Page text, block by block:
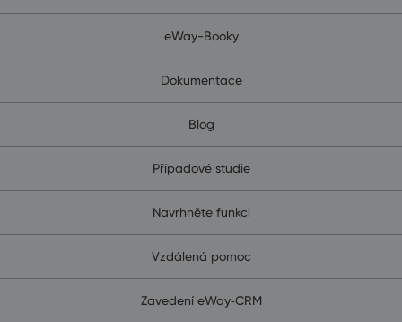
eWay-Booky
Dokumentace
Blog
Případové studie
Navrhněte funkci
Vzdálená pomoc
Zavedení eWay‑CRM